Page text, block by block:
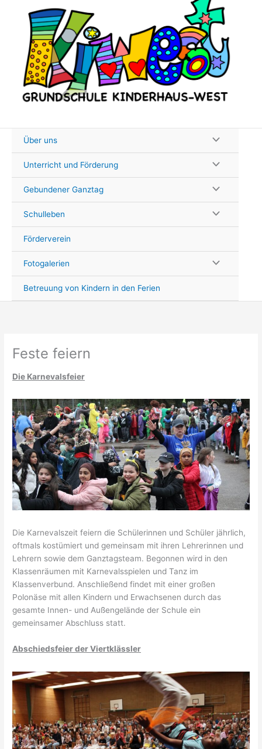
Über uns
Unterricht und Förderung
Gebundener Ganztag
Schulleben
Förderverein
Fotogalerien
Betreuung von Kindern in den Ferien
Feste feiern
Die Karnevalsfeier
Die Karnevalszeit feiern die Schülerinnen und Schüler jährlich,
oftmals kostümiert und gemeinsam mit ihren Lehrerinnen und
Lehrern sowie dem Ganztagsteam. Begonnen wird in den
Klassenräumen mit Karnevalsspielen und Tanz im
Klassenverbund. Anschließend findet mit einer großen
Polonäse mit allen Kindern und Erwachsenen durch das
gesamte Innen- und Außengelände der Schule ein
gemeinsamer Abschluss statt.
Abschiedsfeier der Viertklässler